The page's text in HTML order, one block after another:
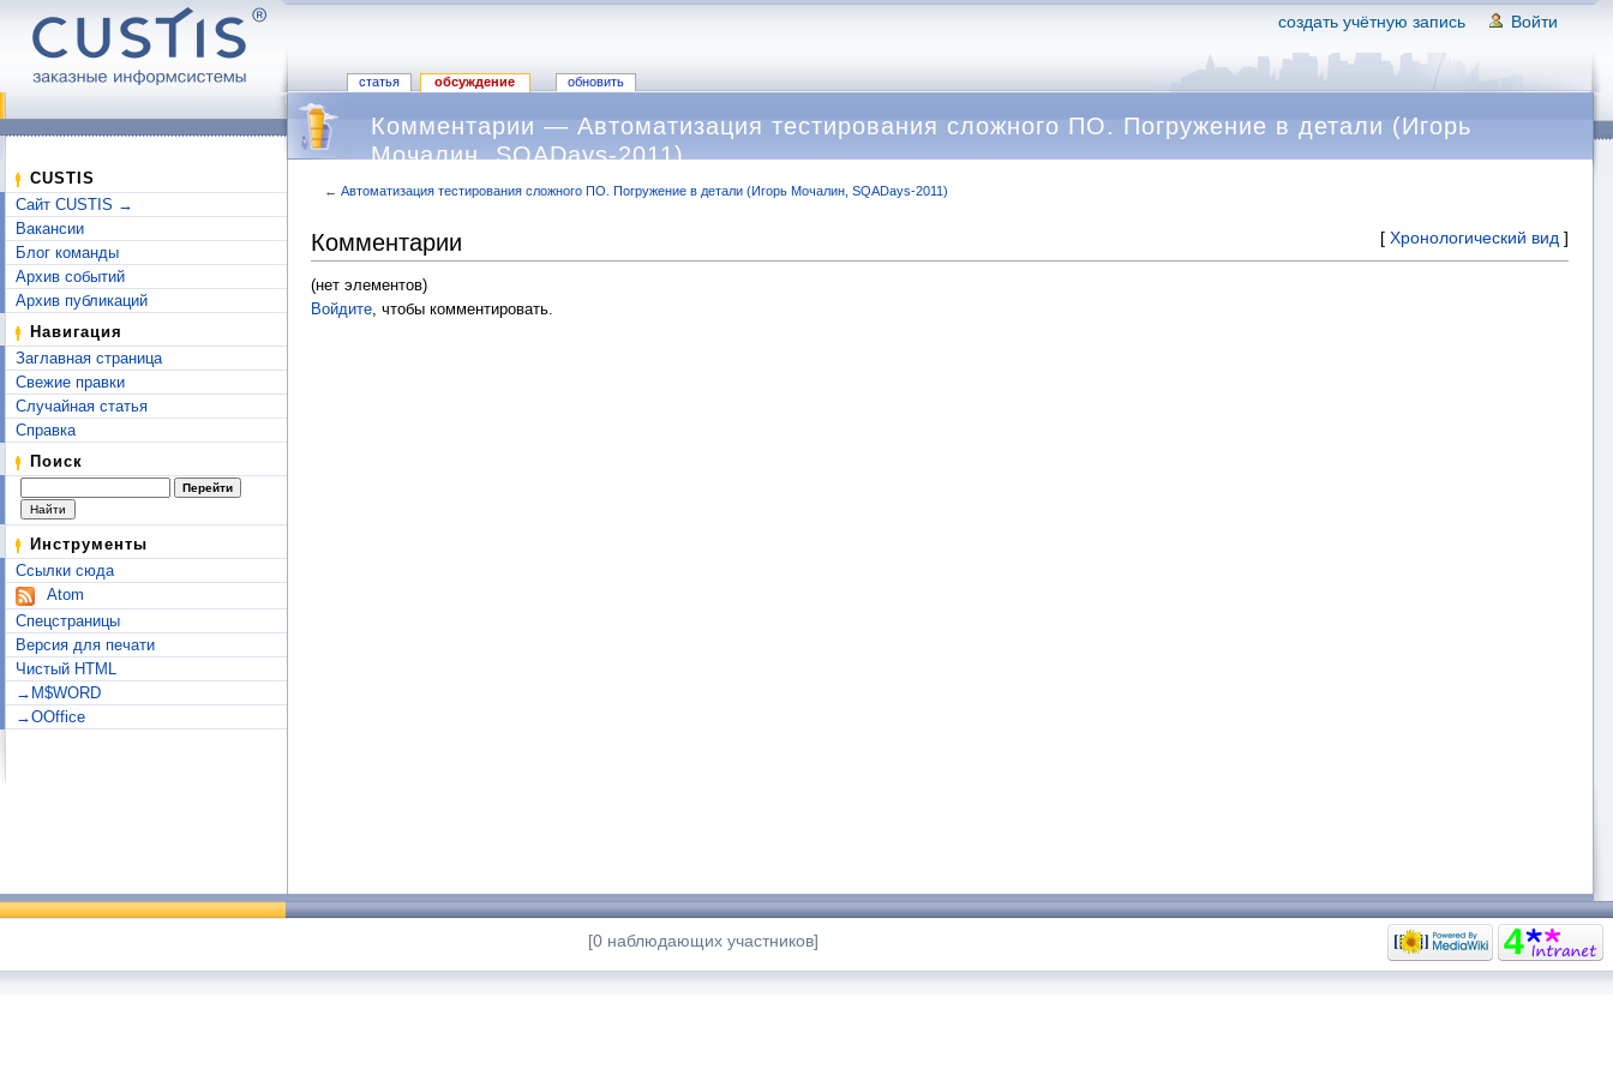
создать учётную запись Войти
статья обсуждение обновить
CUSTIS
Сайт CUSTIS →
Вакансии
Блог команды
Архив событий
Архив публикаций
Навигация
Заглавная страница
Свежие правки
Случайная статья
Справка
Поиск
Инструменты
Ссылки сюда
Atom
Спецстраницы
Версия для печати
Чистый HTML
→M$WORD
→OOffice
Комментарии — Автоматизация тестирования сложного ПО. Погружение в детали (Игорь
Мочалин, SQADays-2011)
← Автоматизация тестирования сложного ПО. Погружение в детали (Игорь Мочалин, SQADays-2011)
[ Хронологический вид ]
Комментарии
(нет элементов)
Войдите, чтобы комментировать.
[0 наблюдающих участников]